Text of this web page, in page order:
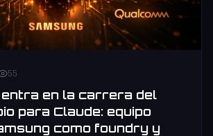
55
en la carrera del
para Claude: equipo
como foundry y